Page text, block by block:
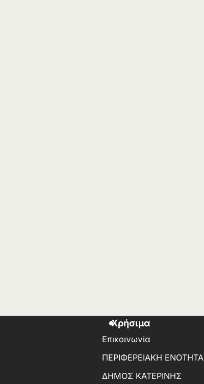
Χρήσιμα
Επικοινωνία
ΠΕΡΙΦΕΡΕΙΑΚΗ ΕΝΟΤΗΤΑ
ΔΗΜΟΣ ΚΑΤΕΡΙΝΗΣ